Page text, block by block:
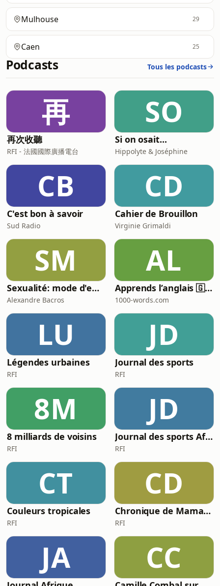
Mulhouse 29
Caen 25
Podcasts Tous les podcasts
再
再次收聽
RFI - 法國國際廣播電台
SO
Si on osait...
Hippolyte & Joséphine
CB
C'est bon à savoir
Sud Radio
CD
Cahier de Brouillon
Virginie Grimaldi
SM
Sexualité: mode d'emploi
Alexandre Bacros
AL
Apprends l’anglais 🇬🇧 pendant ton sommeil 😴 1000 phrases pour débutants | avec 1000-words.com
1000-words.com
LU
Légendes urbaines
RFI
JD
Journal des sports
RFI
8M
8 milliards de voisins
RFI
JD
Journal des sports Afrique
RFI
CT
Couleurs tropicales
RFI
CD
Chronique de Mamane
RFI
JA CC